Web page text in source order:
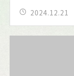
2024.12.21